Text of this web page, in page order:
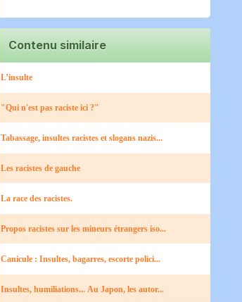
Contenu similaire
L’insulte
"Qui n'est pas raciste ici ?"
Tabassage, insultes racistes et slogans nazis...
Les racistes de gauche
La race des racistes.
Propos racistes sur les mineurs étrangers iso...
Canicule : Insultes, bagarres, escorte polici...
Insultes, humiliations... Au Japon, les autor...